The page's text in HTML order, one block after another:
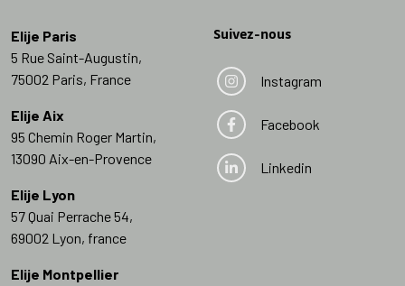
Elije Paris
5 Rue Saint-Augustin,
75002 Paris, France
Elije Aix
95 Chemin Roger Martin,
13090 Aix-en-Provence
Elije Lyon
57 Quai Perrache 54,
69002 Lyon, france
Elije Montpellier
Suivez-nous
Instagram
Facebook
Linkedin